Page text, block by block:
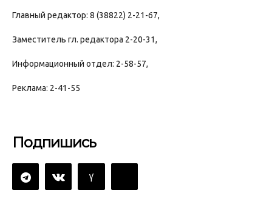
Главный редактор: 8 (38822) 2-21-67,
Заместитель гл. редактора 2-20-31,
Информационный отдел: 2-58-57,
Реклама: 2-41-55
Подпишись